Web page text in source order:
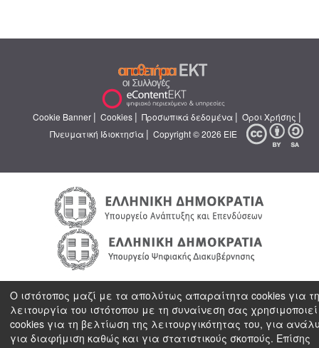
Cookie Banner | Cookies | Προσωπικά δεδομένα | Όροι Χρήσης |
Πνευματική Ιδιοκτησία | Copyright © 2026 ΕΙΕ
Ο ιστότοπος μαζί με τα απολύτως απαραίτητα cookies για
λειτουργία του ιστότοπου με τη συναίνεση σας χρησιμοποιεί
cookies για τη βελτίωση της λειτουργικότητας του, για
για διαφήμιση καθώς και για στατιστικούς σκοπούς. Επίσης